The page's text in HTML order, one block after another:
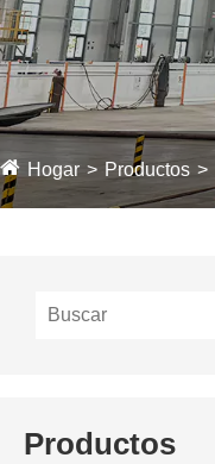
Hogar Productos
Productos